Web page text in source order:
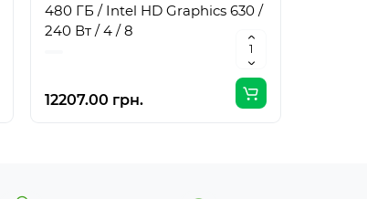
480 ГБ / Intel HD Graphics 630 /
240 Вт / 4 / 8
12207.00 грн.